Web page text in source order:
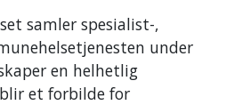
samler spesialist-,
under
en helhetlig
et forbilde for